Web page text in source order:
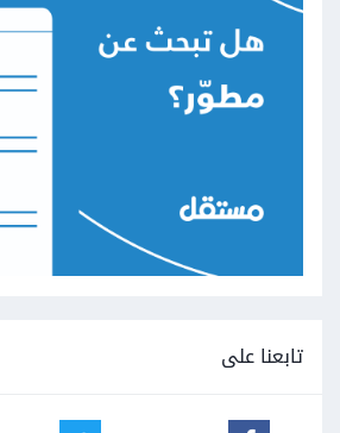
تابعنا على